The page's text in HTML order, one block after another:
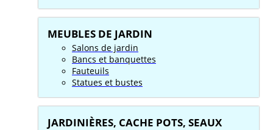
MEUBLES DE JARDIN
Salons de jardin
Bancs et banquettes
Fauteuils
Statues et bustes
JARDINIÈRES, CACHE POTS, SEAUX